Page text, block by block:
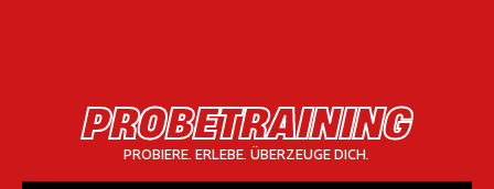
PROBETRAINING
PROBIERE. ERLEBE. ÜBERZEUGE DICH.